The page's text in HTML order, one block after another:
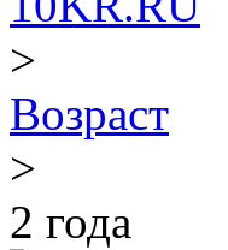
>
Возраст
>
2 года